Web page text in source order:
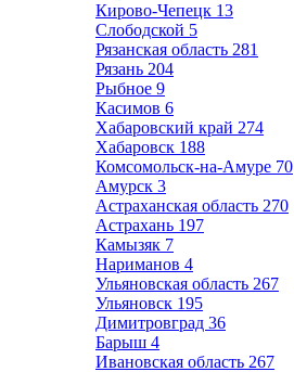
Кирово-Чепецк 13
Слободской 5
Рязанская область 281
Рязань 204
Рыбное 9
Касимов 6
Хабаровский край 274
Хабаровск 188
Комсомольск-на-Амуре 70
Амурск 3
Астраханская область 270
Астрахань 197
Камызяк 7
Нариманов 4
Ульяновская область 267
Ульяновск 195
Димитровград 36
Барыш 4
Ивановская область 267